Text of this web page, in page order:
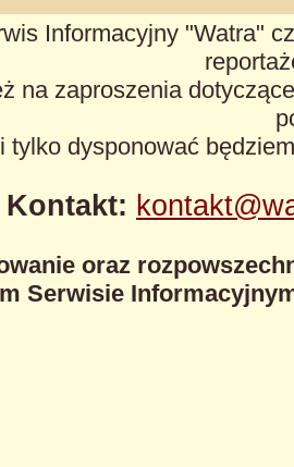
Informacyjny "Watra"
na zaproszenia
tylko dysponować
Kontakt:
oraz
Serwisie